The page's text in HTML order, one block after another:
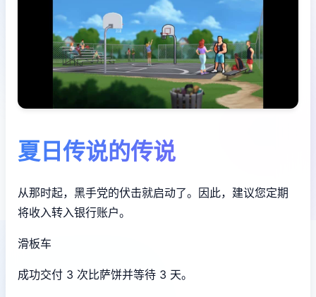
夏日传说的传说
从那时起，黑手党的伏击就启动了。因此，建议您定期
将收入转入银行账户。
滑板车
成功交付 3 次比萨饼并等待 3 天。